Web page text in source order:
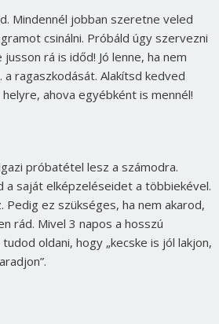
Mindennél jobban szeretne veled
csinálni. Próbáld úgy szervezni
rá is időd! Jó lenne, ha nem
ragaszkodását. Alakítsd kedved
ahova egyébként is mennél!
próbatétel lesz a számodra.
saját elképzeléseidet a többiekével.
Pedig ez szükséges, ha nem akarod,
rád. Mivel 3 napos a hosszú
oldani, hogy „kecske is jól lakjon,